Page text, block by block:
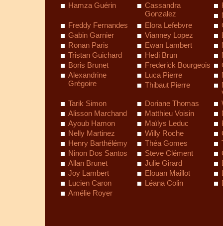
Hamza Guérin
Cassandra
Gonzalez
Freddy Fernandes
Elora Lefebvre
Gabin Garnier
Vianney Lopez
Ronan Paris
Ewan Lambert
Tristan Guichard
Hedi Brun
Boris Brunet
Frederick Bourgeois
Alexandrine
Grégoire
Luca Pierre
Thibaut Pierre
Tarik Simon
Doriane Thomas
Alisson Marchand
Matthieu Voisin
Ayoub Hamon
Maïlys Leduc
Nelly Martinez
Willy Roche
Henry Barthélémy
Théa Gomes
Ninon Dos Santos
Steve Clément
Allan Brunet
Julie Girard
Joy Lambert
Elouan Maillot
Lucien Caron
Léana Colin
Amélie Royer